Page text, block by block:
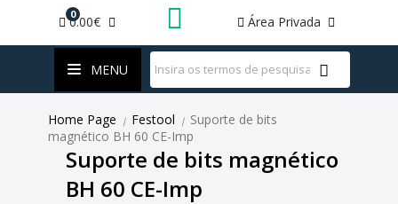
WhatsApp
Área Privada
0
0.00€
MENU
Home Page | Festool | Suporte de bits
magnético BH 60 CE-Imp
Suporte de bits magnético
BH 60 CE-Imp